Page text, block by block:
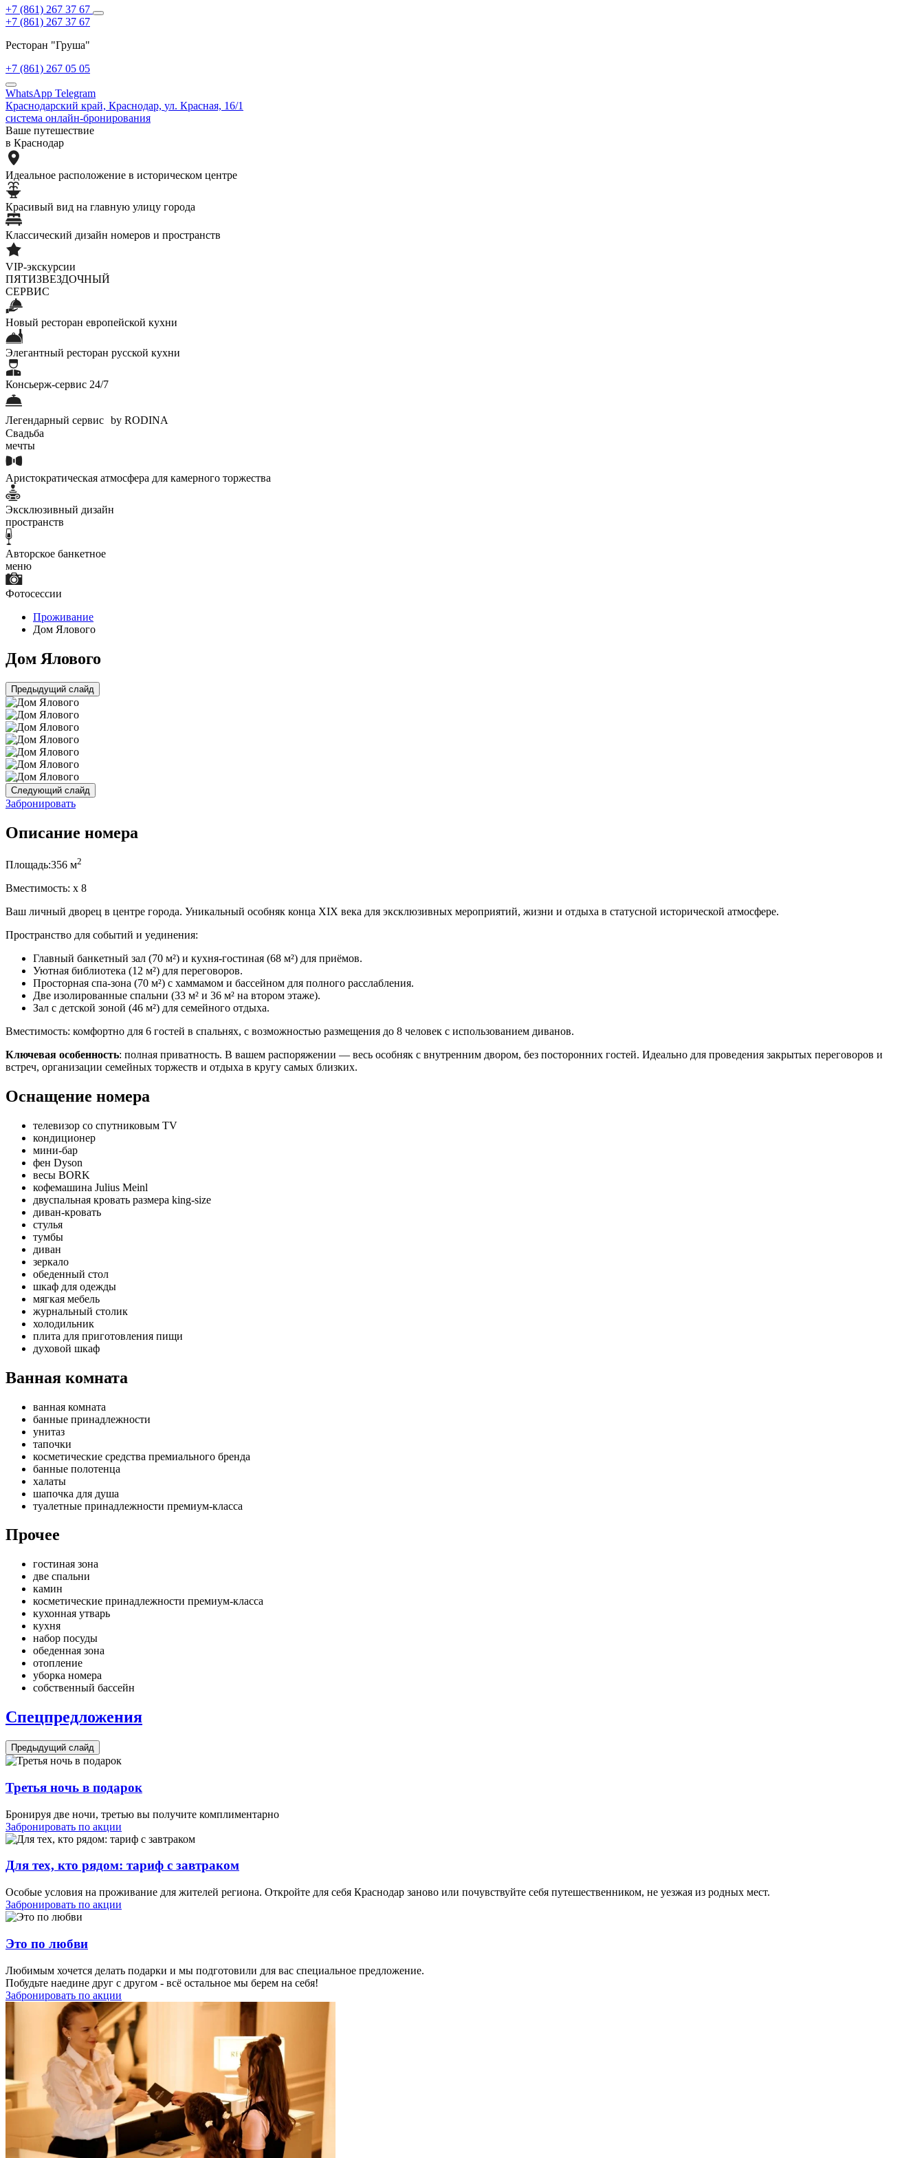
+7 (861) 267 37 67
+7 (861) 267 37 67
Ресторан "Груша"
+7 (861) 267 05 05
WhatsApp Telegram
Краснодарский край, Краснодар, ул. Красная, 16/1
система онлайн-бронирования
Ваше путешествие
в Краснодар
Идеальное расположение в историческом центре
Красивый вид на главную улицу города
Классический дизайн номеров и пространств
VIP-экскурсии
ПЯТИЗВЕЗДОЧНЫЙ
СЕРВИС
Новый ресторан европейской кухни
Элегантный ресторан русской кухни
Консьерж-сервис 24/7
Легендарный сервис by RODINA
Свадьба
мечты
Аристократическая атмосфера для камерного торжества
Эксклюзивный дизайн
пространств
Авторское банкетное
меню
Фотосессии
Проживание
Дом Ялового
Дом Ялового
Предыдущий слайд
Следующий слайд
Забронировать
Описание номера
Площадь:356 м2
Вместимость: x 8
Ваш личный дворец в центре города. Уникальный особняк конца XIX века для эксклюзивных мероприятий, жизни и отдыха в статусной исторической атмосфере.
Пространство для событий и уединения:
Главный банкетный зал (70 м²) и кухня-гостиная (68 м²) для приёмов.
Уютная библиотека (12 м²) для переговоров.
Просторная спа-зона (70 м²) с хаммамом и бассейном для полного расслабления.
Две изолированные спальни (33 м² и 36 м² на втором этаже).
Зал с детской зоной (46 м²) для семейного отдыха.
Вместимость: комфортно для 6 гостей в спальнях, с возможностью размещения до 8 человек с использованием диванов.
Ключевая особенность: полная приватность. В вашем распоряжении — весь особняк с внутренним двором, без посторонних гостей. Идеально для проведения закрытых переговоров и
встреч, организации семейных торжеств и отдыха в кругу самых близких.
Оснащение номера
телевизор со спутниковым TV
кондиционер
мини-бар
фен Dyson
весы BORK
кофемашина Julius Meinl
двуспальная кровать размера king-size
диван-кровать
стулья
тумбы
диван
зеркало
обеденный стол
шкаф для одежды
мягкая мебель
журнальный столик
холодильник
плита для приготовления пищи
духовой шкаф
Ванная комната
ванная комната
банные принадлежности
унитаз
тапочки
косметические средства премиального бренда
банные полотенца
халаты
шапочка для душа
туалетные принадлежности премиум-класса
Прочее
гостиная зона
две спальни
камин
косметические принадлежности премиум-класса
кухонная утварь
кухня
набор посуды
обеденная зона
отопление
уборка номера
собственный бассейн
Спецпредложения
Предыдущий слайд
Третья ночь в подарок
Бронируя две ночи, третью вы получите комплиментарно
Забронировать по акции
Для тех, кто рядом: тариф с завтраком
Особые условия на проживание для жителей региона. Откройте для себя Краснодар заново или почувствуйте себя путешественником, не уезжая из родных мест.
Забронировать по акции
Это по любви
Любимым хочется делать подарки и мы подготовили для вас специальное предложение.
Побудьте наедине друг с другом - всё остальное мы берем на себя!
Забронировать по акции